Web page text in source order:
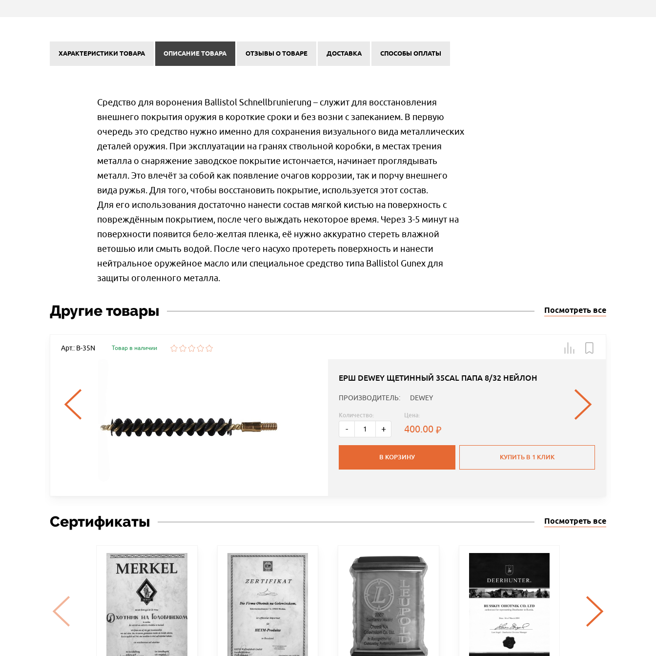
ХАРАКТЕРИСТИКИ ТОВАРА ОПИСАНИЕ ТОВАРА ОТЗЫВЫ О ТОВАРЕ ДОСТАВКА СПОСОБЫ ОПЛАТЫ
Средство для воронения Ballistol Schnellbrunierung – служит для восстановления
внешнего покрытия оружия в короткие сроки и без возни с запеканием. В первую
очередь это средство нужно именно для сохранения визуального вида металлических
деталей оружия. При эксплуатации на гранях ствольной коробки, в местах трения
металла о снаряжение заводское покрытие истончается, начинает проглядывать
металл. Это влечёт за собой как появление очагов коррозии, так и порчу внешнего
вида ружья. Для того, чтобы восстановить покрытие, используется этот состав.
Для его использования достаточно нанести состав мягкой кистью на поверхность с
повреждённым покрытием, после чего выждать некоторое время. Через 3-5 минут на
поверхности появится бело-желтая пленка, её нужно аккуратно стереть влажной
ветошью или смыть водой. После чего насухо протереть поверхность и нанести
нейтральное оружейное масло или специальное средство типа Ballistol Gunex для
защиты оголенного металла.
Другие товары Посмотреть все
Арт.: B-35N Товар в наличии
ЕРШ DEWEY ЩЕТИННЫЙ 35CAL ПАПА 8/32 НЕЙЛОН
ПРОИЗВОДИТЕЛЬ: DEWEY
Количество:
- +
Цена:
400.00
В КОРЗИНУ КУПИТЬ В 1 КЛИК
Сертификаты Посмотреть все